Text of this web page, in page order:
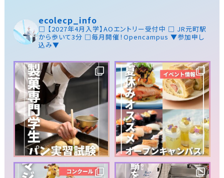
ecolecp_info
□ 【2027年4月入学】AOエントリー受付中 □ JR元町駅
から歩いて3分 □毎月開催！Opencampus ▼参加申し
込み▼